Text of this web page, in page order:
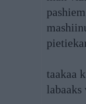
taakaa